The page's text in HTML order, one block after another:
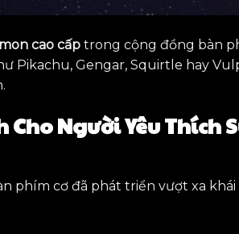
cao cấp trong cộng đồng bàn
Pikachu, Gengar, Squirtle hay
Người Yêu Thích
phím cơ đã phát triển vượt xa